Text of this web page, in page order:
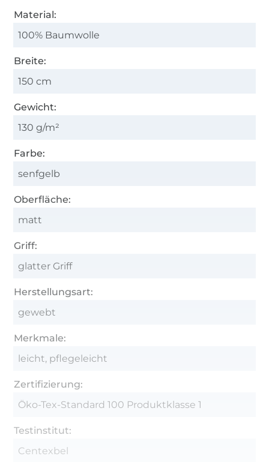
Material:
100% Baumwolle
Breite:
150 cm
Gewicht:
130 g/m²
Farbe:
senfgelb
Oberfläche:
matt
Griff:
glatter Griff
Herstellungsart:
gewebt
Merkmale:
leicht, pflegeleicht
Zertifizierung:
Öko-Tex-Standard 100 Produktklasse 1
Testinstitut:
Centexbel